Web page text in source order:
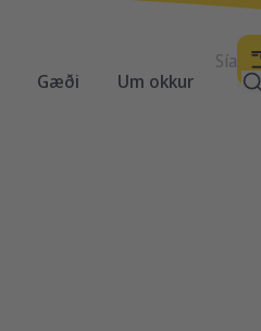
Gæði Um okkur
Sía